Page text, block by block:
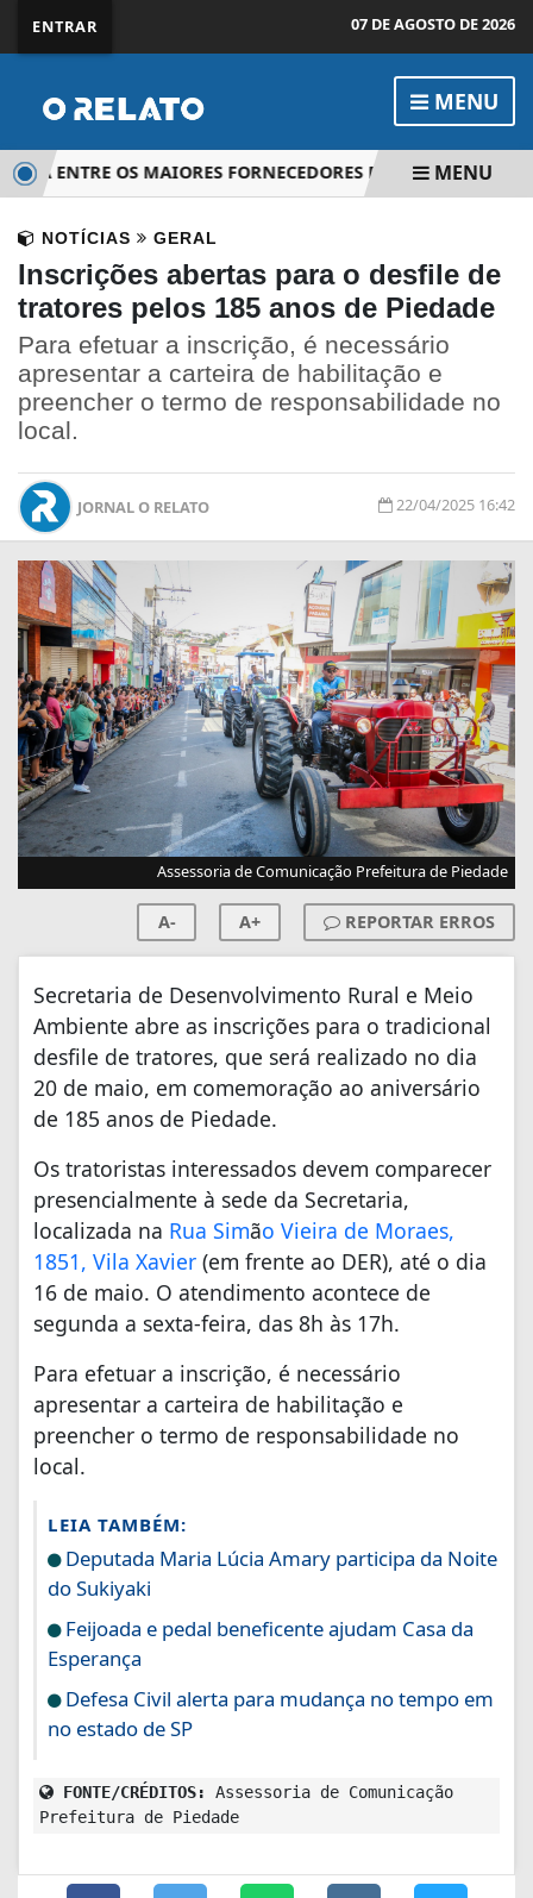
ENTRAR 07 DE AGOSTO DE 2026
MENU
ENTRE OS MAIORES FORNECEDORES DE BRÓCOLOS NINJA
MENU
NOTÍCIAS GERAL
Inscrições abertas para o desfile de
tratores pelos 185 anos de Piedade
Para efetuar a inscrição, é necessário
apresentar a carteira de habilitação e
preencher o termo de responsabilidade no
local.
JORNAL O RELATO 22/04/2025 16:42
Assessoria de Comunicação Prefeitura de Piedade
A- A+ REPORTAR ERROS
Secretaria de Desenvolvimento Rural e Meio
Ambiente abre as inscrições para o tradicional
desfile de tratores, que será realizado no dia
20 de maio, em comemoração ao aniversário
de 185 anos de Piedade.
Os tratoristas interessados devem comparecer
presencialmente à sede da Secretaria,
localizada na Rua Simão Vieira de Moraes,
1851, Vila Xavier (em frente ao DER), até o dia
16 de maio. O atendimento acontece de
segunda a sexta-feira, das 8h às 17h.
Para efetuar a inscrição, é necessário
apresentar a carteira de habilitação e
preencher o termo de responsabilidade no
local.
LEIA TAMBÉM:
Deputada Maria Lúcia Amary participa da Noite
do Sukiyaki
Feijoada e pedal beneficente ajudam Casa da
Esperança
Defesa Civil alerta para mudança no tempo em
no estado de SP
FONTE/CRÉDITOS:
Assessoria de Comunicação
Prefeitura de Piedade